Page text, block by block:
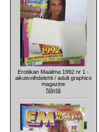
Erotiikan Maailma 1992 nr 1 -
aikuisviihdelehti / adult graphics
magazine
Näytä